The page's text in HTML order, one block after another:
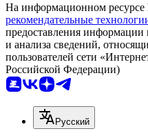
На информационном ресурсе
рекомендательные
предоставления информации
и анализа сведений,
пользователей сети
Российской Федерации)
Русский